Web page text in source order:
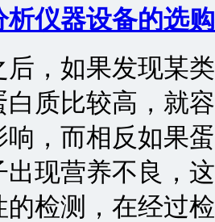
析仪器设备的选
后，如果发现某
白质比较高，就
响，而相反如果
出现营养不良，
的检测，在经过